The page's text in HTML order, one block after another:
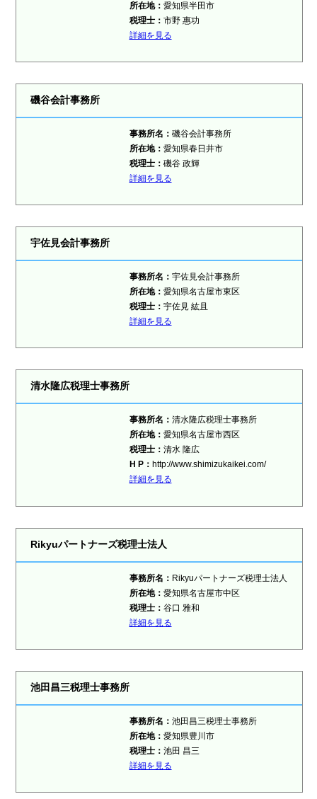
所在地： 愛知県半田市
税理士： 市野 惠功
詳細を見る
磯谷会計事務所
事務所名： 磯谷会計事務所
所在地： 愛知県春日井市
税理士： 磯谷 政輝
詳細を見る
宇佐見会計事務所
事務所名： 宇佐見会計事務所
所在地： 愛知県名古屋市東区
税理士： 宇佐見 紘且
詳細を見る
清水隆広税理士事務所
事務所名： 清水隆広税理士事務所
所在地： 愛知県名古屋市西区
税理士： 清水 隆広
H P： http://www.shimizukaikei.com/
詳細を見る
Rikyuパートナーズ税理士法人
事務所名： Rikyuパートナーズ税理士法人
所在地： 愛知県名古屋市中区
税理士： 谷口 雅和
詳細を見る
池田昌三税理士事務所
事務所名： 池田昌三税理士事務所
所在地： 愛知県豊川市
税理士： 池田 昌三
詳細を見る